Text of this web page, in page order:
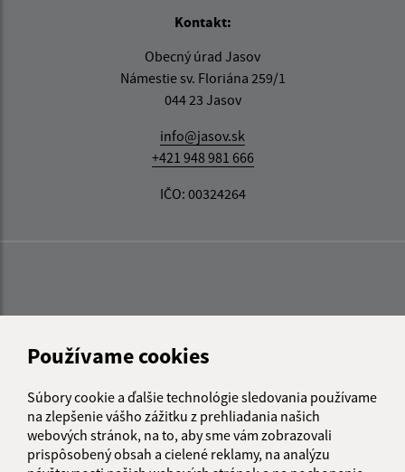
Používame cookies
Súbory cookie a ďalšie technológie sledovania používame
na zlepšenie vášho zážitku z prehliadania našich
webových stránok, na to, aby sme vám zobrazovali
prispôsobený obsah a cielené reklamy, na analýzu
Kontakt:
Obecný úrad Jasov
Námestie sv. Floriána 259/1
044 23 Jasov
info@jasov.sk
+421 948 981 666
IČO: 00324264